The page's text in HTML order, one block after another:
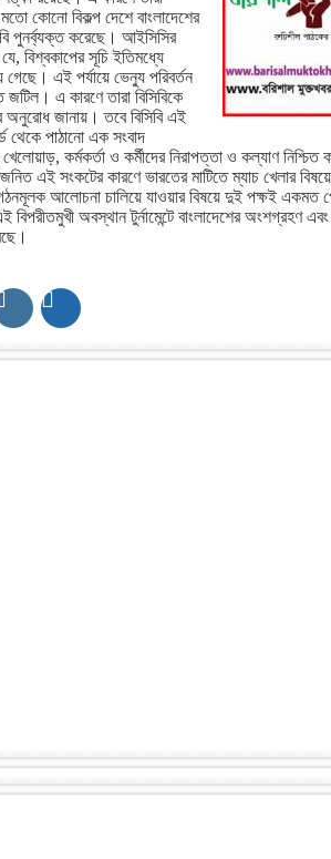
কোনো বিকল্প দেশে বাংলাদেশের
পুনর্ব্যক্ত করেছে। আইসিসির
বিশ্বকাপের সূচি ইতিমধ্যে
এই পর্যায়ে ভেন্যু পরিবর্তন
এ কারণে তারা বিসিবিকে
অনুরোধ জানায়। তবে বিসিবি এই
পাঠানো এক সংবাদ
কর্মকর্তা ও কর্মীদের নিরাপত্তা ও কল্যাণ
এই সংকটের কারণে ভারতের মাটিতে ম্যাচ খেলার
আলোচনা চালিয়ে যাওয়ার বিষয়ে দুই পক্ষই
বিপরীতমুখী অবস্থান টুর্নামেন্টে বাংলাদেশের অংশগ্রহণ